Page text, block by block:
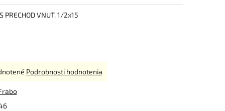
PRECHOD VNUT. 1/2x15
Podrobnosti hodnotenia